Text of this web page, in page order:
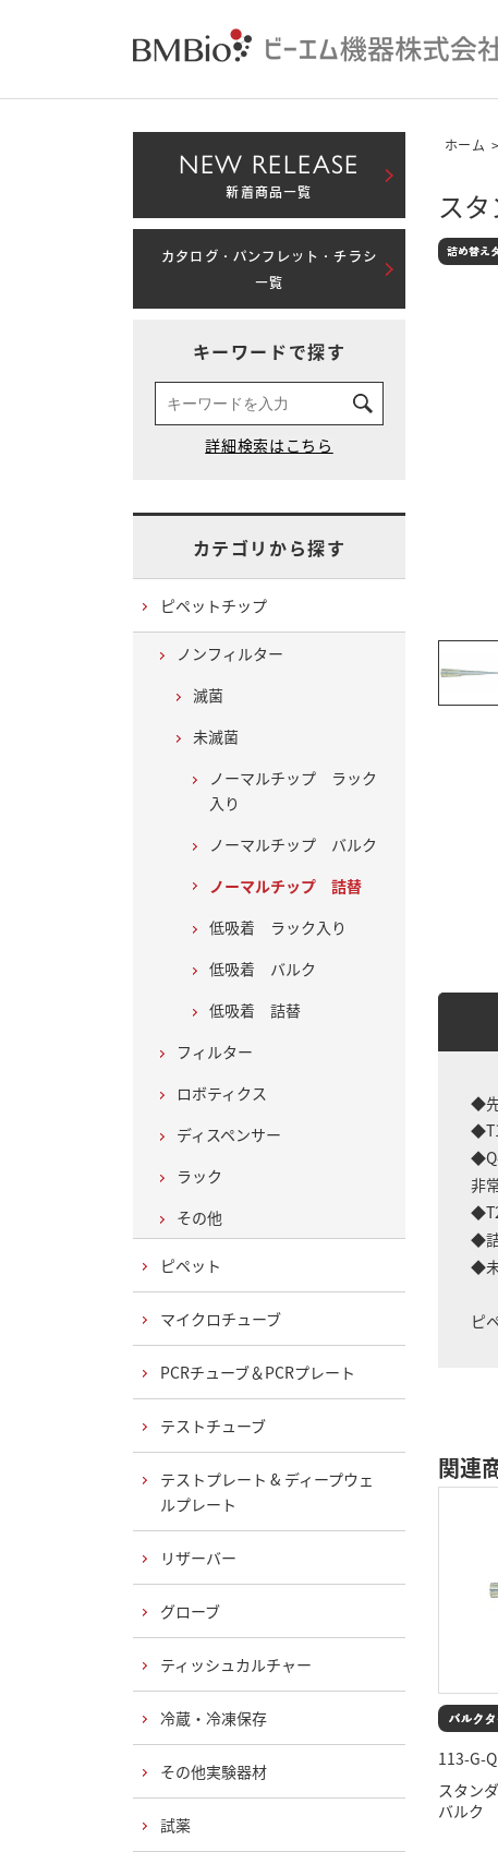
ホーム >
ス
◆
非
◆
◆
ピ
関連
113-G-Q
スタン
バルク
NEW RELEASE
新着商品一覧
カタログ・パンフレット・チラシ
一覧
キーワードで探す
カテゴリから探す
ピペットチップ
ノンフィルター
滅菌
未滅菌
ノーマルチップ ラック
入り
ノーマルチップ バルク
ノーマルチップ 詰替
低吸着 ラック入り
低吸着 バルク
低吸着 詰替
フィルター
ロボティクス
ディスペンサー
ラック
その他
ピペット
マイクロチューブ
PCRチューブ＆PCRプレート
テストチューブ
テストプレート & ディープウェ
ルプレート
リザーバー
グローブ
ティッシュカルチャー
冷蔵・冷凍保存
その他実験器材
試薬